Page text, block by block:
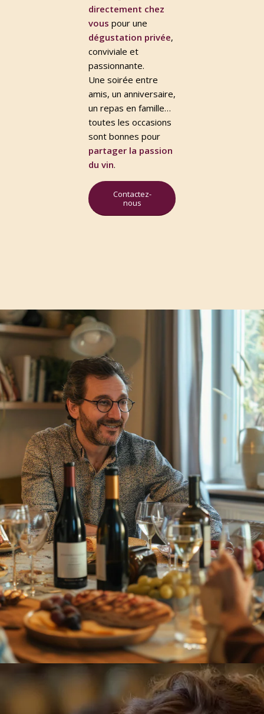
directement chez
vous pour une
dégustation privée,
conviviale et
passionnante.
Une soirée entre
amis, un anniversaire,
un repas en famille…
toutes les occasions
sont bonnes pour
partager la passion
du vin.
Contactez-
nous